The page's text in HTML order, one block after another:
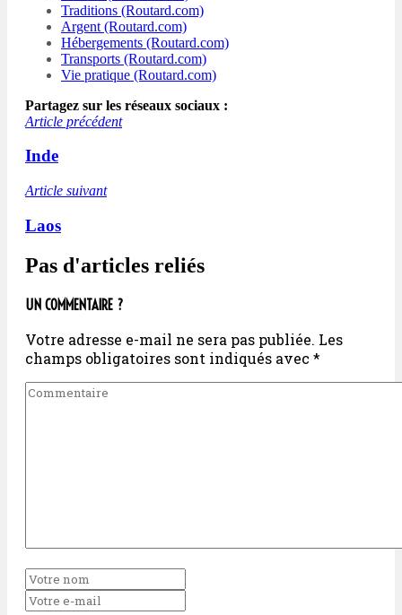
Traditions (Routard.com)
Argent (Routard.com)
Hébergements (Routard.com)
Transports (Routard.com)
Vie pratique (Routard.com)
Partagez sur les réseaux sociaux :
Article précédent
Inde
Article suivant
Laos
Pas d'articles reliés
UN COMMENTAIRE ?
Votre adresse e-mail ne sera pas publiée. Les
champs obligatoires sont indiqués avec *